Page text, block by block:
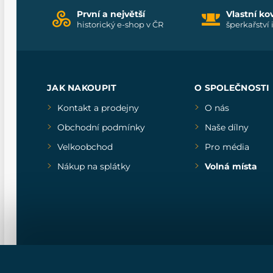
První a největší
historický e-shop v ČR
Vlastní
šperkařství
JAK NAKOUPIT
Kontakt a prodejny
Obchodní podmínky
Velkoobchod
Nákup na splátky
O SPOLEČNOSTI
O nás
Naše dílny
Pro média
Volná místa